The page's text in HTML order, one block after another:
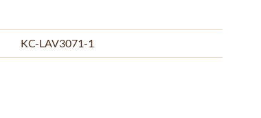
KC-LAV3071-1